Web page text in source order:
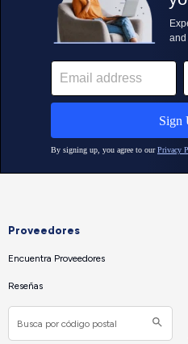
Proveedores
Encuentra Proveedores
Reseñas